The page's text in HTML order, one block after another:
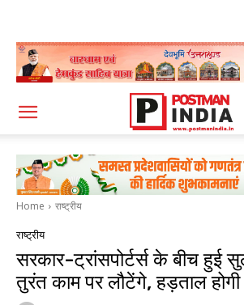
Home राष्ट्रीय
राष्ट्रीय
सरकार-ट्रांसपोर्टर्स के बीच हुई
तुरंत काम पर लौटेंगे, हड़ताल